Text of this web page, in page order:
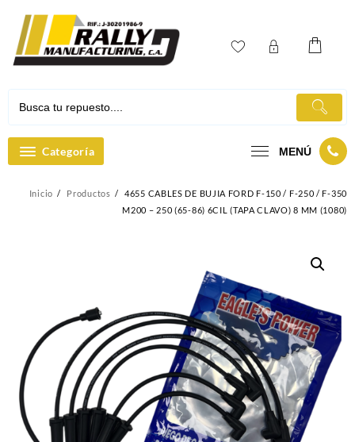
contenido
Categoría MENÚ
Inicio Productos
4655 CABLES DE BUJIA FORD F-150 / F-250 / F-350
M200 – 250 (65-86) 6CIL (TAPA CLAVO) 8 MM (1080)